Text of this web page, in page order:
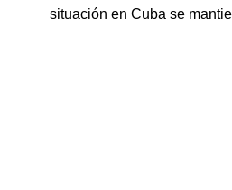
situación en Cuba se